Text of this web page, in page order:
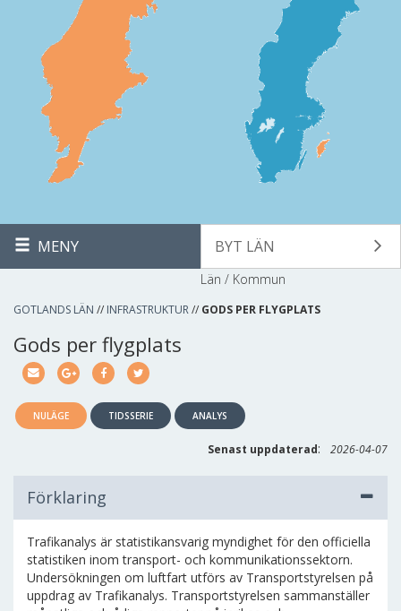
MENY BYT LÄN
Län / Kommun
GOTLANDS LÄN // INFRASTRUKTUR// GODS PER FLYGPLATS
Gods per flygplats
NULÄGE TIDSSERIE ANALYS
Senast uppdaterad: 2026-04-07
Förklaring
Trafikanalys är statistikansvarig myndighet för den officiella
statistiken inom transport- och kommunikationssektorn.
Undersökningen om luftfart utförs av Transportstyrelsen på
uppdrag av Trafikanalys. Transportstyrelsen sammanställer